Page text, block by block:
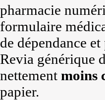
pharmacie
formulaire
de dépendance
Revia générique
nettement moins
papier.